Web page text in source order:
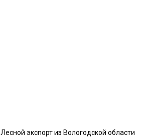
Лесной экспорт из Вологодской области